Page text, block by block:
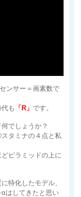
ンサー＝画素数で
も 「R」 です。
でしょうか？
ミナの４点と私
ピラミッドの上に
特化したモデル、
はしてきたと思い